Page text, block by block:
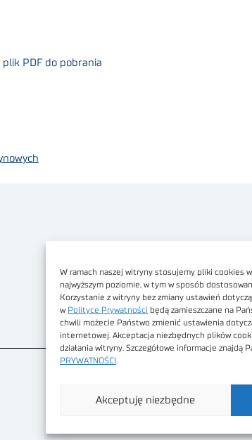
W ramach naszej witryny stosujemy pliki cookies
najwyższym poziomie, w tym w sposób
Korzystanie z witryny bez zmiany ustawień
w Polityce Prywatności będą zamieszczane na
chwili możecie Państwo zmienić ustawienia
internetowej. Akceptacja niezbędnych plików
działania witryny. Szczegółowe informacje znajdą
PRYWATNOŚCI
Akceptuję niezbędne
PDF do pobrania
Dostępność cyfrowa
Regulamin Portalu
Regulamin sklepu